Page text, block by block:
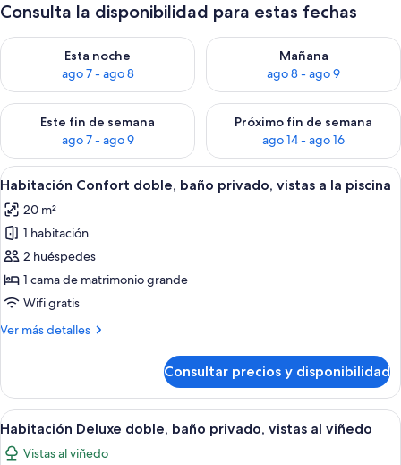
Consulta la disponibilidad para estas fechas
Esta noche
ago 7 - ago 8
Consulta la disponibilidad para esta noche, ago 7 - ago 8
Mañana
ago 8 - ago 9
Consulta la disponibilidad
Este fin de semana
ago 7 - ago 9
Consulta la disponibilidad para este fin de semana, ago 7 -
Próximo fin de semana
ago 14 - ago 16
Consulta la disponibilidad
Abrir
todas
las
fotos
de
Habitación
Confort
baño
a
la
piscina
Un dormitorio moderno con una
6
Habitación Confort doble, baño privado, vistas a la piscina
20 m²
1 habitación
2 huéspedes
1 cama de matrimonio grande
Wifi gratis
Ver más detalles
Más
Confort
doble,
baño
privado,
vistas
Consultar precios y disponibilidad
Abrir
todas
las
Un dormitorio con una cama
6
Habitación Deluxe doble, baño privado, vistas al viñedo
Vistas al viñedo